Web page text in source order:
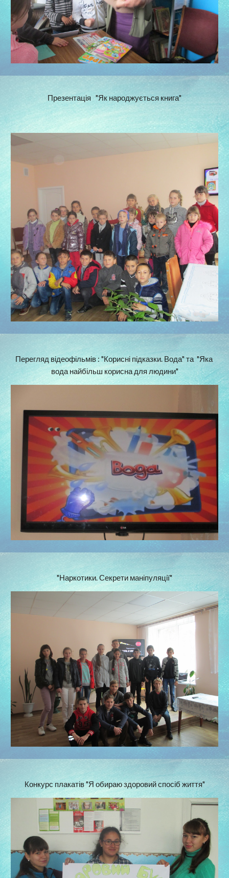
Презентація   "Як народжується книга"
Перегляд відеофільмів : "Корисні підказки. Вода" та  "Яка
вода найбільш корисна для людини"
"Наркотики. Секрети маніпуляції"
Конкурс плакатів "Я обираю здоровий спосіб життя"